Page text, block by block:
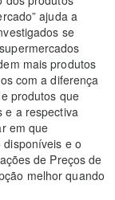
ajuda a
se
mais produtos
com a diferença
produtos que
e a respectiva
em que
e o
de Preços de
melhor quando